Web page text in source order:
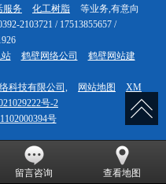
服务 化工树脂
等业务,有意向
2103721 / 17513855657 /
鹤壁网络公司
鹤壁网站建
科技有限公司, 网站地图
XM
号-2
号
留言咨询 查看地图